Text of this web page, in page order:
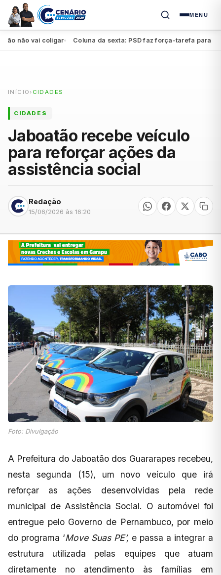
MENU
vai coligar● Coluna da sexta: PSD faz força-tarefa para
INÍCIO › CIDADES
CIDADES
Jaboatão recebe veículo
para reforçar ações da
assistência social
Redação
15/06/2026 às 16:20
Foto: Divulgação
A Prefeitura do Jaboatão dos Guararapes recebeu,
nesta segunda (15), um novo veículo que irá
reforçar as ações desenvolvidas pela rede
municipal de Assistência Social. O automóvel foi
entregue pelo Governo de Pernambuco, por meio
do programa ‘Move Suas PE’, e passa a integrar a
estrutura utilizada pelas equipes que atuam
diretamente no atendimento às famílias em